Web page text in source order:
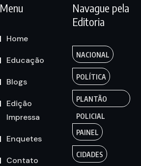
Menu
Home
Educação
Blogs
Edição
Impressa
Enquetes
Contato
Navague pela
Editoria
NACIONAL
POLÍTICA
PLANTÃO
POLICIAL
PAINEL
CIDADES